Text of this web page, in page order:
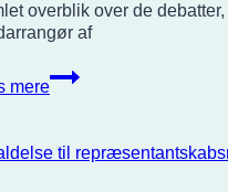
overblik over de
af
mere
Mød
os
2026